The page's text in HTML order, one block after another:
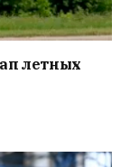
летных